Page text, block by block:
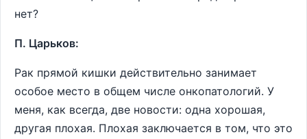
нет?
П. Царьков:
Рак прямой кишки действительно занимает
особое место в общем числе онкопатологий. У
меня, как всегда, две новости: одна хорошая,
другая плохая. Плохая заключается в том, что это